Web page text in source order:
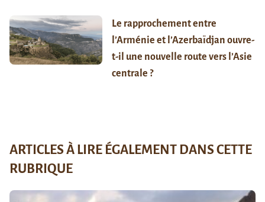
Le rapprochement entre
l’Arménie et l’Azerbaïdjan ouvre-
t-il une nouvelle route vers l’Asie
centrale ?
ARTICLES À LIRE ÉGALEMENT DANS CETTE
RUBRIQUE